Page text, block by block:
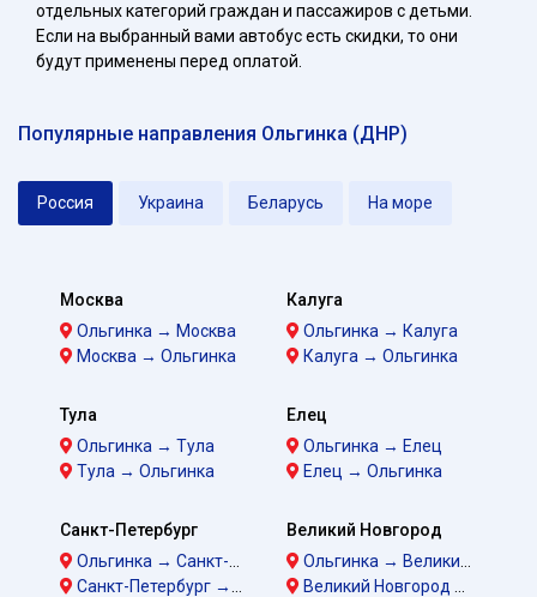
отдельных категорий граждан и пассажиров с детьми.
Если на выбранный вами автобус есть скидки, то они
будут применены перед оплатой.
Популярные направления Ольгинка (ДНР)
Россия Украина Беларусь На море
Москва
Ольгинка → Москва
Москва → Ольгинка
Калуга
Ольгинка → Калуга
Калуга → Ольгинка
Тула
Ольгинка → Тула
Тула → Ольгинка
Елец
Ольгинка → Елец
Елец → Ольгинка
Санкт-Петербург
Ольгинка → Санкт-Петербург
Санкт-Петербург → Ольгинка
Великий Новгород
Ольгинка → Великий Новгород
Великий Новгород → Ольгинка